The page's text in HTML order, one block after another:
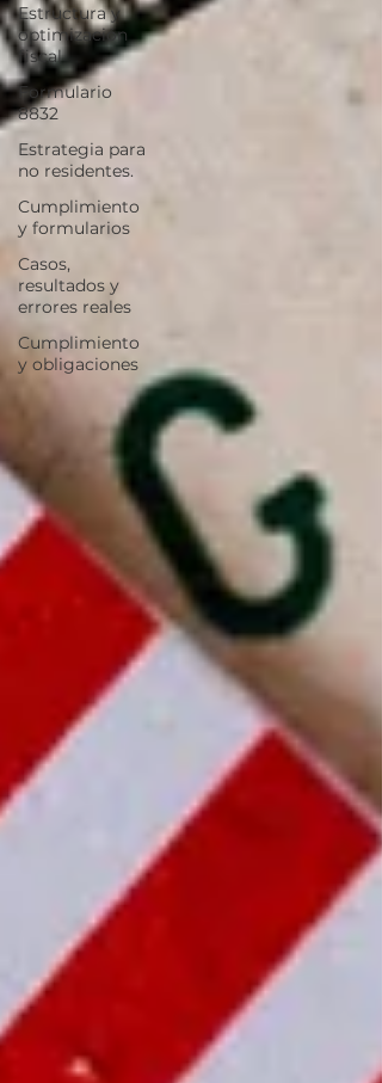
Estructura y
optimización
fiscal
Formulario
8832
Estrategia para
no residentes.
Cumplimiento
y formularios
Casos,
resultados y
errores reales
Cumplimiento
y obligaciones